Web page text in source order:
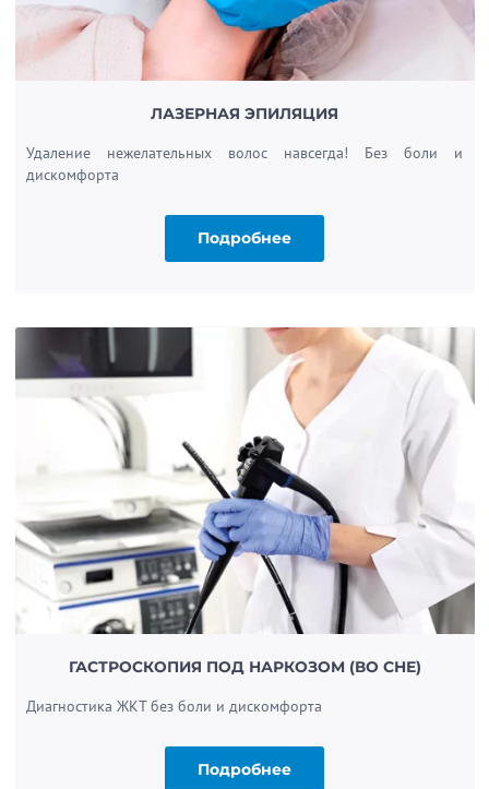
ЛАЗЕРНАЯ ЭПИЛЯЦИЯ
Удаление нежелательных волос навсегда! Без боли и
дискомфорта
Подробнее
ГАСТРОСКОПИЯ ПОД НАРКОЗОМ (ВО СНЕ)
Диагностика ЖКТ без боли и дискомфорта
Подробнее